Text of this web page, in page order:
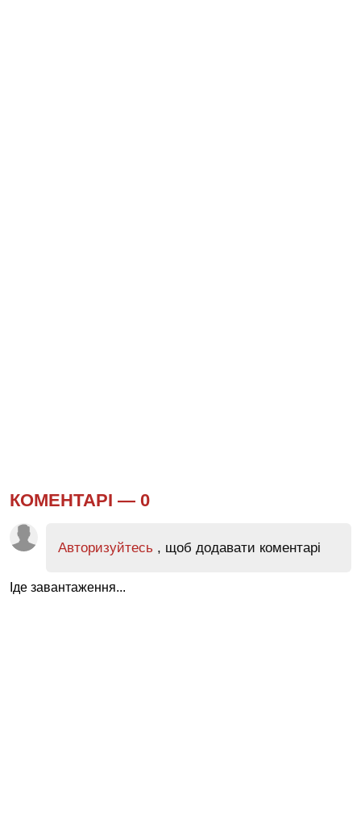
КОМЕНТАРІ — 0
Авторизуйтесь , щоб додавати коментарі
Іде завантаження...